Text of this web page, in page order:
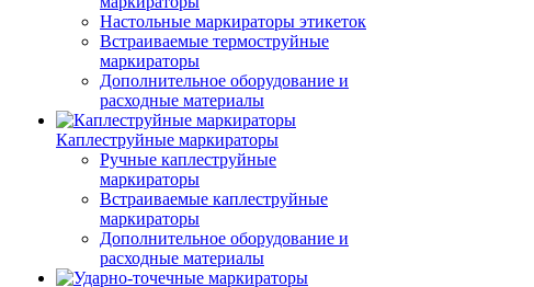
Настольные маркираторы этикеток
Встраиваемые термоструйные
маркираторы
Дополнительное оборудование и
расходные материалы
Каплеструйные маркираторы
Ручные каплеструйные
маркираторы
Встраиваемые каплеструйные
маркираторы
Дополнительное оборудование и
расходные материалы